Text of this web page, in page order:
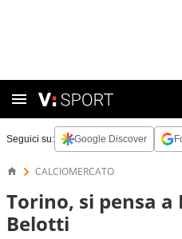
Seguici su: Google Discover
CALCIOMERCATO
Torino, si pensa a
Belotti